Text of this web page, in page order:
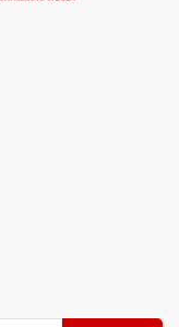
Penipuan
Baru
PLG Minas Mati